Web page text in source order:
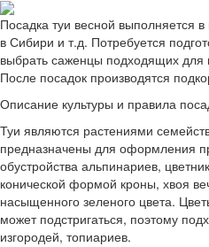
Посадка туи весной выполняется
в Сибири и т.д. Потребуется
выбрать саженцы подходящих для
После посадок производятся
Описание культуры и правила
Туи являются растениями
предназначены для оформления
обустройства альпинариев,
конической формой кроны, хвоя
насыщенного зеленого цвета.
может подстригаться, поэтому
изгородей, топиариев.